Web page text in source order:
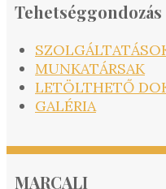
Tehetséggondozás
MUNKATÁRSAK
LETÖLTHETŐ
GALÉRIA
MARCALI